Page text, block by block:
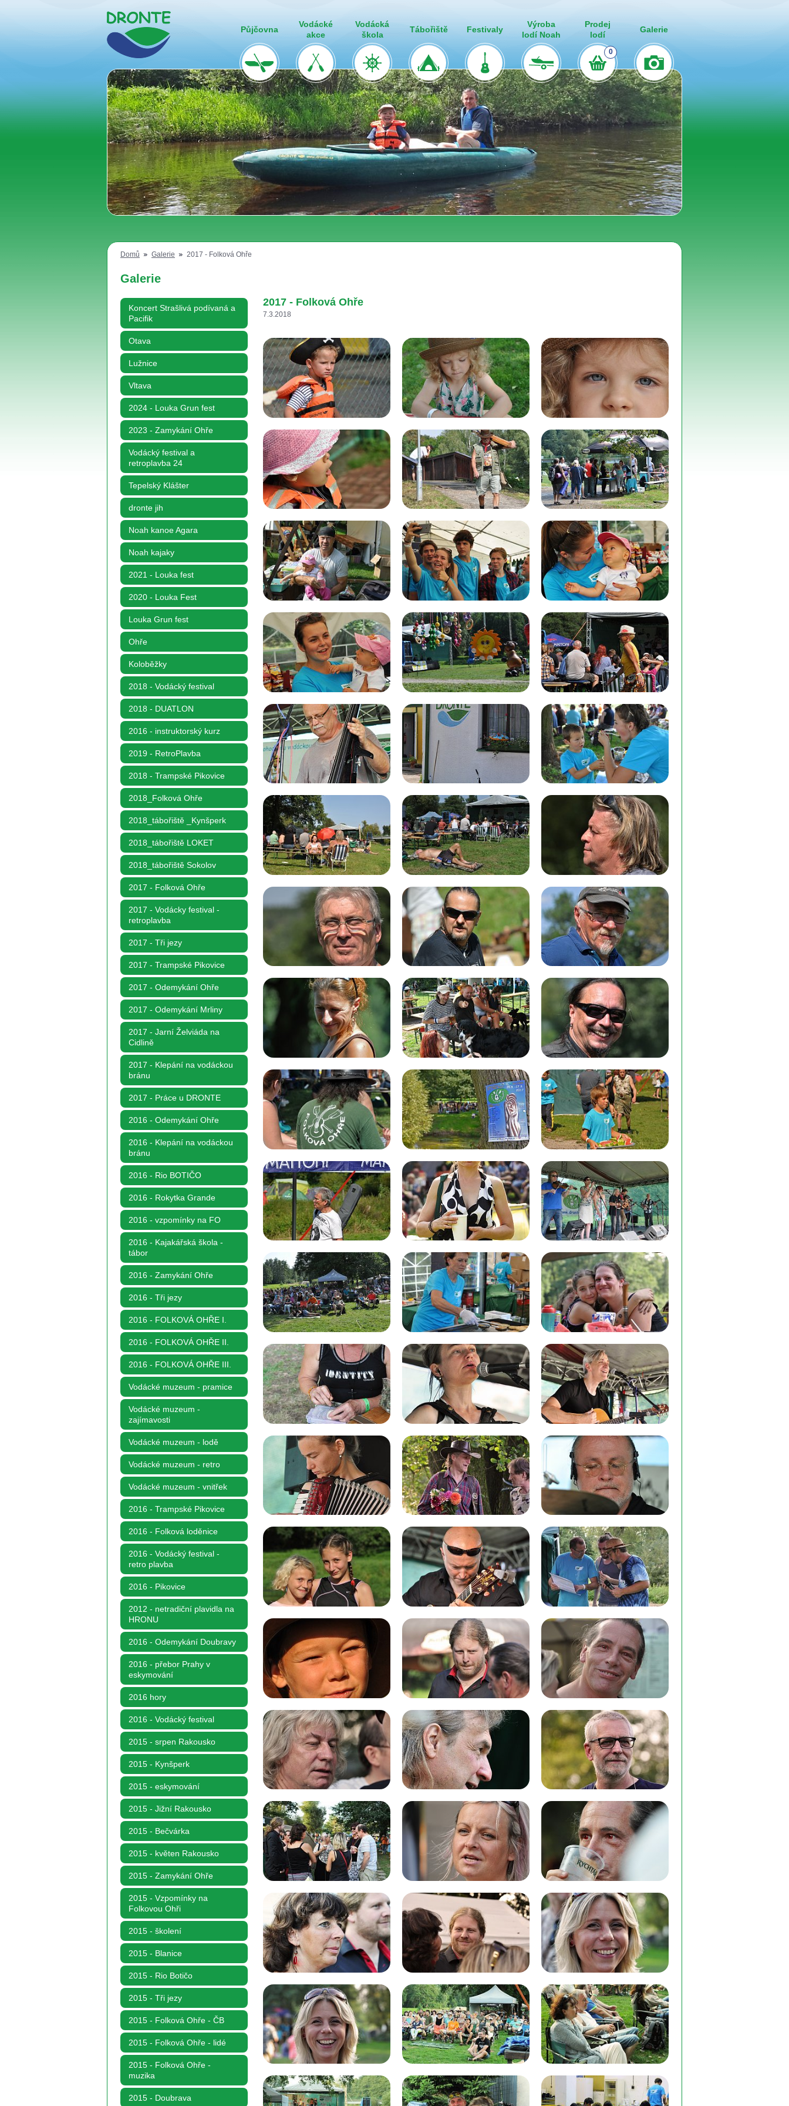
Půjčovna
Vodácké
akce
Vodácká
škola
Tábořiště Festivaly
Výroba
lodí Noah
Prodej
lodí
0
Galerie
Domů Galerie 2017 - Folková Ohře
Galerie
Koncert Strašlivá podívaná a
Pacifik
Otava
Lužnice
Vltava
2024 - Louka Grun fest
2023 - Zamykání Ohře
Vodácký festival a
retroplavba 24
Tepelský Klášter
dronte jih
Noah kanoe Agara
Noah kajaky
2021 - Louka fest
2020 - Louka Fest
Louka Grun fest
Ohře
Koloběžky
2018 - Vodácký festival
2018 - DUATLON
2016 - instruktorský kurz
2019 - RetroPlavba
2018 - Trampské Pikovice
2018_Folková Ohře
2018_tábořiště _Kynšperk
2018_tábořiště LOKET
2018_tábořiště Sokolov
2017 - Folková Ohře
2017 - Vodácky festival -
retroplavba
2017 - Tři jezy
2017 - Trampské Pikovice
2017 - Odemykání Ohře
2017 - Odemykání Mrliny
2017 - Jarní Želviáda na
Cidlině
2017 - Klepání na vodáckou
bránu
2017 - Práce u DRONTE
2016 - Odemykání Ohře
2016 - Klepání na vodáckou
bránu
2016 - Rio BOTIČO
2016 - Rokytka Grande
2016 - vzpomínky na FO
2016 - Kajakářská škola -
tábor
2016 - Zamykání Ohře
2016 - Tři jezy
2016 - FOLKOVÁ OHŘE I.
2016 - FOLKOVÁ OHŘE II.
2016 - FOLKOVÁ OHŘE III.
Vodácké muzeum - pramice
Vodácké muzeum -
zajímavosti
Vodácké muzeum - lodě
Vodácké muzeum - retro
Vodácké muzeum - vnitřek
2016 - Trampské Pikovice
2016 - Folková loděnice
2016 - Vodácký festival -
retro plavba
2016 - Pikovice
2012 - netradiční plavidla na
HRONU
2016 - Odemykání Doubravy
2016 - přebor Prahy v
eskymování
2016 hory
2016 - Vodácký festival
2015 - srpen Rakousko
2015 - Kynšperk
2015 - eskymování
2015 - Jižní Rakousko
2015 - Bečvárka
2015 - květen Rakousko
2015 - Zamykání Ohře
2015 - Vzpomínky na
Folkovou Ohři
2015 - školení
2015 - Blanice
2015 - Rio Botičo
2015 - Tři jezy
2015 - Folková Ohře - ČB
2015 - Folková Ohře - lidé
2015 - Folková Ohře -
muzika
2015 - Doubrava
2017 - Folková Ohře
7.3.2018